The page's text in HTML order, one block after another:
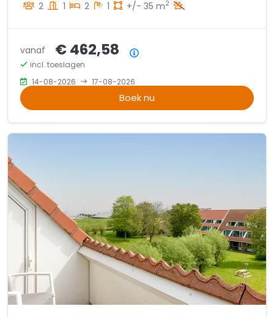
2 1 2 1 +/- 35 m2
vanaf € 462,58
incl. toeslagen
14-08-2026
17-08-2026
Boek nu